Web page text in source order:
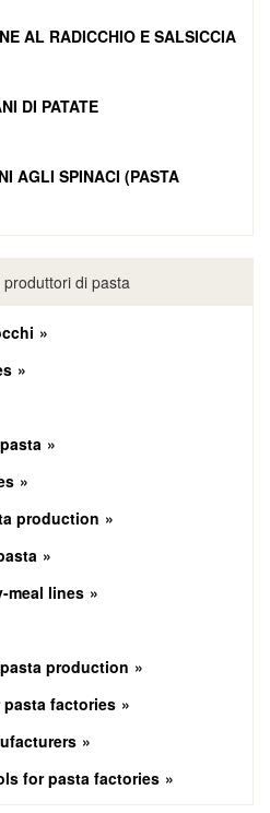
AL RADICCHIO E SALSICCIA
DI PATATE
AGLI SPINACI (PASTA
di pasta
production
meal lines
production
factories
for pasta factories